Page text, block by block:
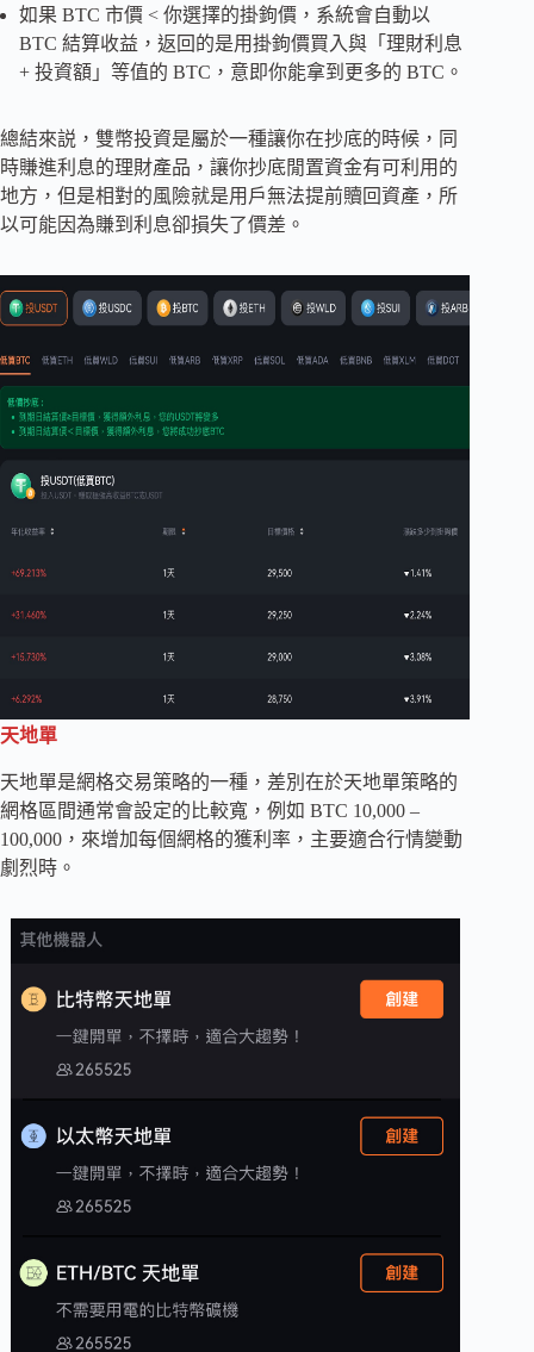
如果 BTC 市價 < 你選擇的掛鉤價，系統會自動以
BTC 結算收益，返回的是用掛鉤價買入與「理財利息
+ 投資額」等值的 BTC，意即你能拿到更多的 BTC。
總結來説，雙幣投資是屬於一種讓你在抄底的時候，同
時賺進利息的理財產品，讓你抄底閒置資金有可利用的
地方，但是相對的風險就是用戶無法提前贖回資產，所
以可能因為賺到利息卻損失了價差。
天地單
天地單是網格交易策略的一種，差別在於天地單策略的
網格區間通常會設定的比較寬，例如 BTC 10,000 –
100,000，來增加每個網格的獲利率，主要適合行情變動
劇烈時。